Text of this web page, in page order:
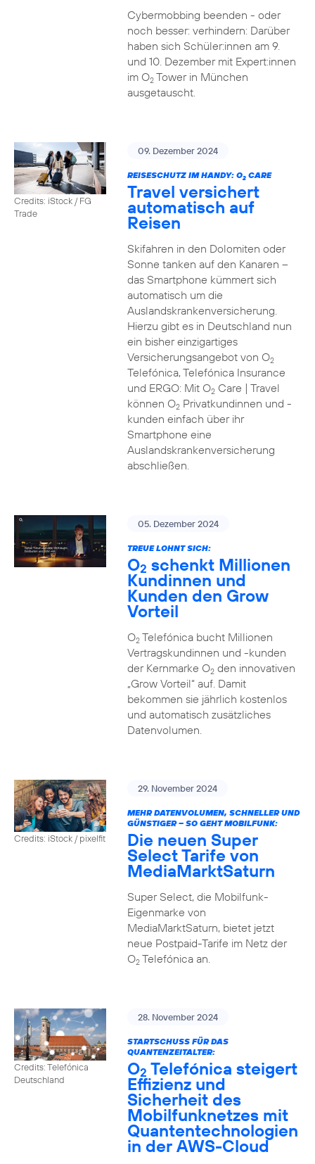
Cybermobbing beenden - oder
noch besser: verhindern: Darüber
haben sich Schüler:innen am 9.
und 10. Dezember mit Expert:innen
im O2Tower in München
ausgetauscht.
Credits: iStock / FG
Trade
09. Dezember 2024
REISESCHUTZ IM HANDY: O2CARE
Travel versichert
automatisch auf
Reisen
Skifahren in den Dolomiten oder
Sonne tanken auf den Kanaren –
das Smartphone kümmert sich
automatisch um die
Auslandskrankenversicherung.
Hierzu gibt es in Deutschland nun
ein bisher einzigartiges
Versicherungsangebot von O2
Telefónica, Telefónica Insurance
und ERGO: Mit O2Care | Travel
können O2Privatkundinnen und -
kunden einfach über ihr
Smartphone eine
Auslandskrankenversicherung
abschließen.
05. Dezember 2024
TREUE LOHNT SICH:
O2 schenkt Millionen
Kundinnen und
Kunden den Grow
Vorteil
O2Telefónica bucht Millionen
Vertragskundinnen und -kunden
der Kernmarke O2den innovativen
„Grow Vorteil“ auf. Damit
bekommen sie jährlich kostenlos
und automatisch zusätzliches
Datenvolumen.
Credits: iStock / pixelfit
29. November 2024
MEHR DATENVOLUMEN, SCHNELLER UND
GÜNSTIGER – SO GEHT MOBILFUNK:
Die neuen Super
Select Tarife von
MediaMarktSaturn
Super Select, die Mobilfunk-
Eigenmarke von
MediaMarktSaturn, bietet jetzt
neue Postpaid-Tarife im Netz der
O2Telefónica an.
Credits: Telefónica
Deutschland
28. November 2024
STARTSCHUSS FÜR DAS
QUANTENZEITALTER:
O2 Telefónica steigert
Effizienz und
Sicherheit des
Mobilfunknetzes mit
Quantentechnologien
in der AWS-Cloud